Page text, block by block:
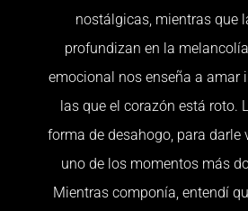
nostálgicas, mientras que
profundizan en la
emocional nos enseña a amar
las que el corazón está roto.
forma de desahogo, para darle
uno de los momentos más
Mientras componía, entendí